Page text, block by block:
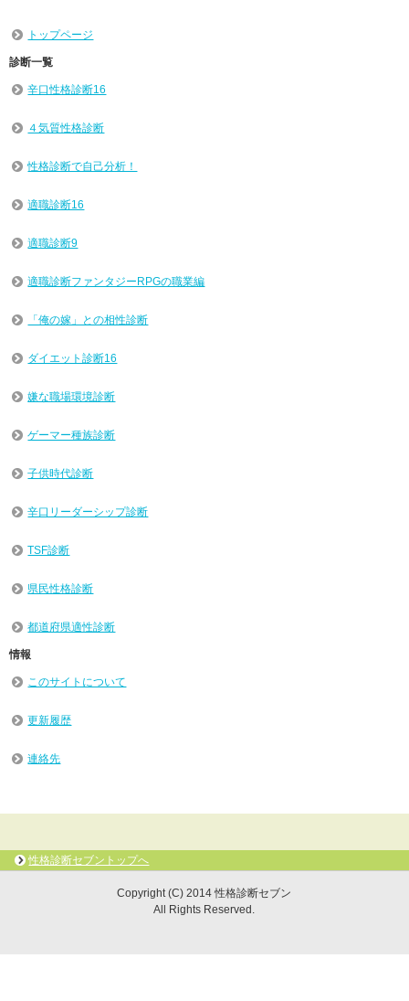
トップページ
診断一覧
辛口性格診断16
４気質性格診断
性格診断で自己分析！
適職診断16
適職診断9
適職診断ファンタジーRPGの職業編
「俺の嫁」との相性診断
ダイエット診断16
嫌な職場環境診断
ゲーマー種族診断
子供時代診断
辛口リーダーシップ診断
TSF診断
県民性格診断
都道府県適性診断
情報
このサイトについて
更新履歴
連絡先
性格診断セブントップへ
Copyright (C) 2014 性格診断セブン
All Rights Reserved.